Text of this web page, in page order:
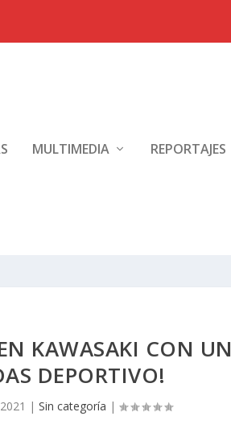
MULTIMEDIA REPORTAJES
KAWASAKI CON UN
DEPORTIVO!
|Sin categoría |